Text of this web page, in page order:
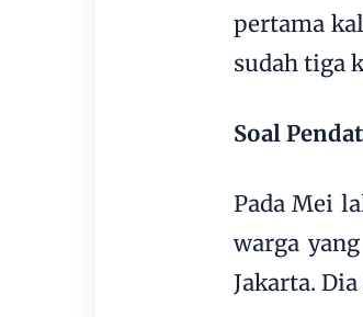
pertama
sudah tiga
Soal
Pada Mei
warga
Jakarta.